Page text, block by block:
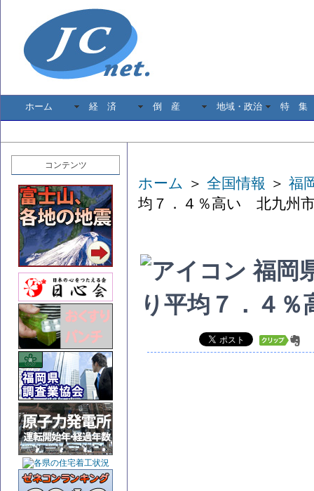
ホーム 経 済 倒 産 地域・政治 特 集
コンテンツ
ホーム ＞ 全国情報 ＞ 福
均７．４％高い 北九州
福岡
り平均７．４